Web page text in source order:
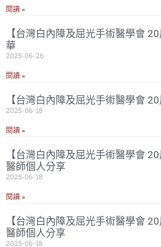
閱讀 »
【台灣白內障及屈光手術醫學會
華
2025-06-26
閱讀 »
【台灣白內障及屈光手術醫學會
2025-06-18
閱讀 »
【台灣白內障及屈光手術醫學會
醫師個人分享
2025-06-18
閱讀 »
【台灣白內障及屈光手術醫學會
醫師個人分享
2025-06-18